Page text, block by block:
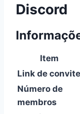
Discord
Item
Link de convite
Número de
membros